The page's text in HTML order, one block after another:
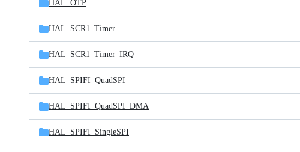
HAL_OTP
HAL_SCR1_Timer
HAL_SCR1_Timer_IRQ
HAL_SPIFI_QuadSPI
HAL_SPIFI_QuadSPI_DMA
HAL_SPIFI_SingleSPI